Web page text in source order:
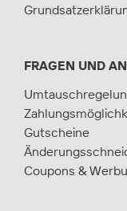
FRAGEN UND
Gutscheine
Coupons &